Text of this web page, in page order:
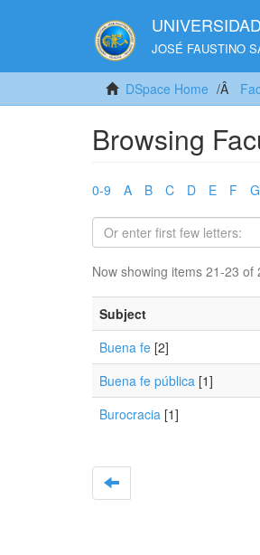
JOSÉ FAUSTINO
DSpace Home
Browsing
0-9 A B C D E F G
Now showing items 21-23 of
Subject
Buena fe [2]
Buena fe pública [1]
Burocracia [1]